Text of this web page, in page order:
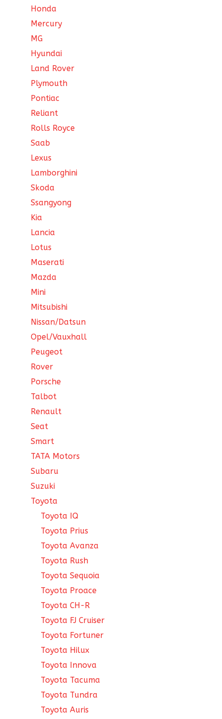
Honda
Mercury
MG
Hyundai
Land Rover
Plymouth
Pontiac
Reliant
Rolls Royce
Saab
Lexus
Lamborghini
Skoda
Ssangyong
Kia
Lancia
Lotus
Maserati
Mazda
Mini
Mitsubishi
Nissan/Datsun
Opel/Vauxhall
Peugeot
Rover
Porsche
Talbot
Renault
Seat
Smart
TATA Motors
Subaru
Suzuki
Toyota
Toyota IQ
Toyota Prius
Toyota Avanza
Toyota Rush
Toyota Sequoia
Toyota Proace
Toyota CH-R
Toyota FJ Cruiser
Toyota Fortuner
Toyota Hilux
Toyota Innova
Toyota Tacuma
Toyota Tundra
Toyota Auris